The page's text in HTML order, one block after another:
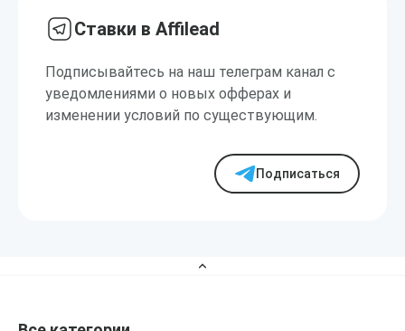
Ставки в Affilead
Подписывайтесь на наш телеграм канал с
уведомлениями о новых офферах и
изменении условий по существующим.
Подписаться